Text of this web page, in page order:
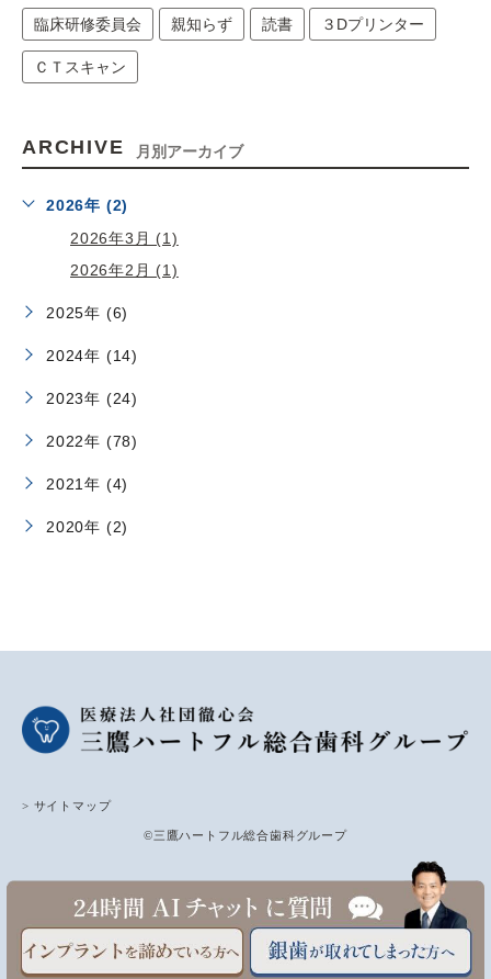
臨床研修委員会 親知らず 読書 ３Dプリンター
ＣＴスキャン
ARCHIVE 月別アーカイブ
2026年 (2)
2026年3月 (1)
2026年2月 (1)
2025年 (6)
2024年 (14)
2023年 (24)
2022年 (78)
2021年 (4)
2020年 (2)
> サイトマップ
©三鷹ハートフル総合歯科グループ